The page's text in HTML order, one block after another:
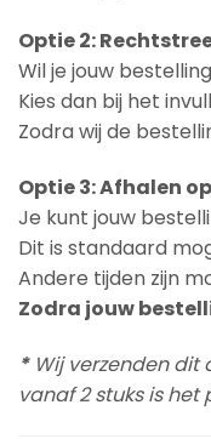
Optie 2:
Wil je jouw
Kies dan bij het
Zodra wij de
Optie 3: Afhalen
Je kunt jouw
Dit is standaard
Andere tijden zijn
Zodra jouw
* Wij verzenden dit
vanaf 2 stuks is het